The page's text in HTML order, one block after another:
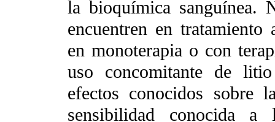
la bioquímica sanguínea.
encuentren en
en monoterapia o con
uso concomitante de
efectos conocidos sobre
sensibilidad conocida